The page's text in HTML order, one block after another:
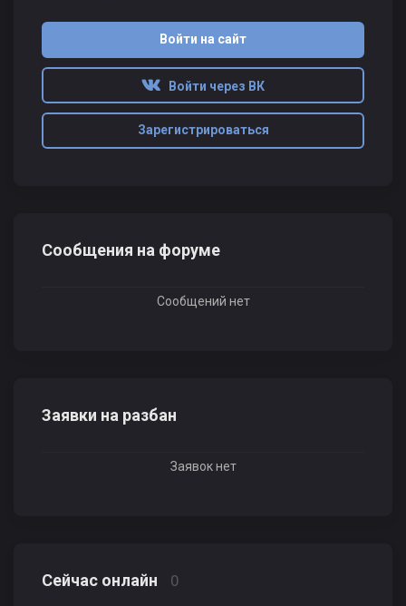
Войти на сайт
Войти через ВК
Зарегистрироваться
Сообщения на форуме
Сообщений нет
Заявки на разбан
Заявок нет
Сейчас онлайн 0